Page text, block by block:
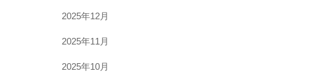
2025年12月
2025年11月
2025年10月